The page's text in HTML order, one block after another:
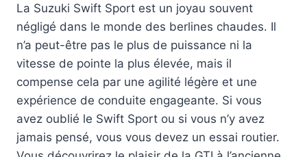
La Suzuki Swift Sport est un joyau souvent
négligé dans le monde des berlines chaudes. Il
n’a peut-être pas le plus de puissance ni la
vitesse de pointe la plus élevée, mais il
compense cela par une agilité légère et une
expérience de conduite engageante. Si vous
avez oublié le Swift Sport ou si vous n’y avez
jamais pensé, vous vous devez un essai routier.